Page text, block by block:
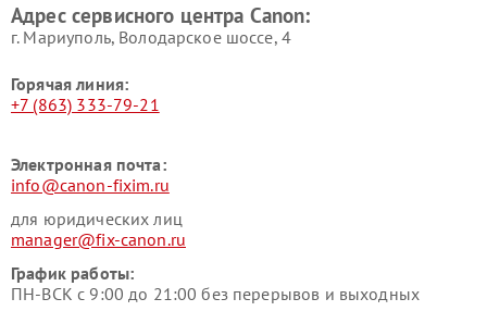
Адрес сервисного центра Canon:
г. Мариуполь, Володарское шоссе, 4
Горячая линия:
+7 (863) 333-79-21
Электронная почта:
info@canon-fixim.ru
для юридических лиц
manager@fix-canon.ru
График работы:
ПН-ВСК с 9:00 до 21:00 без перерывов и выходных